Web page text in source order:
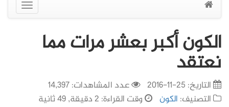
عرض
القائمة
الكون أكبر بعشر مرات مما
نعتقد
التاريخ: 25-11-2016
عدد المشاهدات: 14,397
التصنيف: الكون وقت القراءة: 2 دقيقة, 49 ثانية